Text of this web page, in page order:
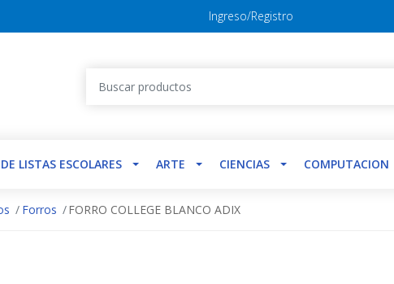
Ingreso/Registro
LISTAS ESCOLARES ARTE CIENCIAS COMPUTACION
Forros FORRO COLLEGE BLANCO ADIX